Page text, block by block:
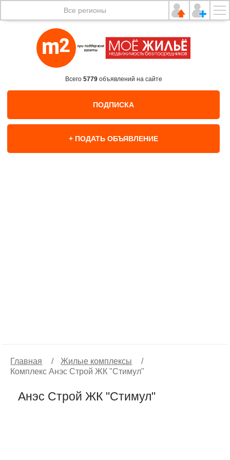
Все регионы
Всего 5779объявлений на сайте
ПОДПИСКА
+ ПОДАТЬ ОБЪЯВЛЕНИЕ
Главная / Жилые комплексы
/
Комплекс Анэс Строй ЖК "Стимул"
Анэс Строй ЖК "Стимул"